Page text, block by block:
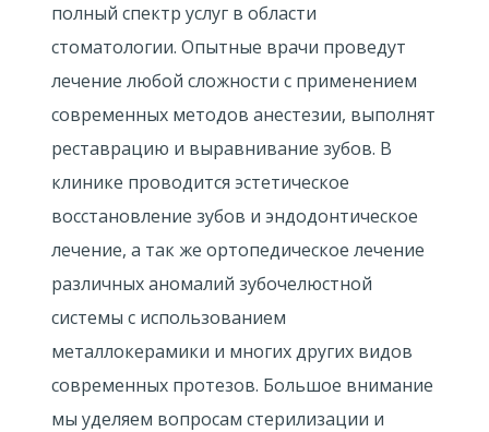
полный спектр услуг в области
стоматологии. Опытные врачи проведут
лечение любой сложности с применением
современных методов анестезии, выполнят
реставрацию и выравнивание зубов. В
клинике проводится эстетическое
восстановление зубов и эндодонтическое
лечение, а так же ортопедическое лечение
различных аномалий зубочелюстной
системы с использованием
металлокерамики и многих других видов
современных протезов. Большое внимание
мы уделяем вопросам стерилизации и